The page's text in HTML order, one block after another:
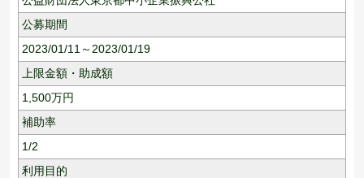
公募期間
2023/01/11～2023/01/19
上限金額・助成額
1,500万円
補助率
1/2
利用目的